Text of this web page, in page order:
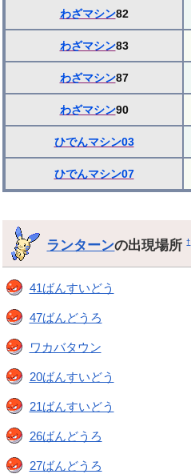
わざマシン82
わざマシン83
わざマシン87
わざマシン90
ひでんマシン03
ひでんマシン07
ランターンの出現場所†
41ばんすいどう
47ばんどうろ
ワカバタウン
20ばんすいどう
21ばんすいどう
26ばんどうろ
27ばんどうろ